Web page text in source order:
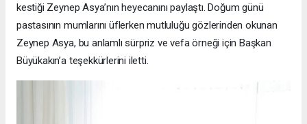
kestiği Zeynep Asya’nın heyecanını paylaştı. Doğum günü
pastasının mumlarını üflerken mutluluğu gözlerinden okunan
Zeynep Asya, bu anlamlı sürpriz ve vefa örneği için Başkan
Büyükakın’a teşekkürlerini iletti.